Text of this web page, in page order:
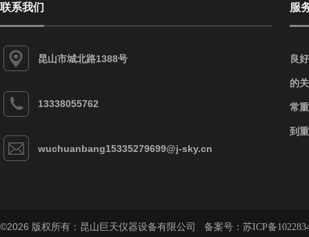
联系我们
昆山市城北路1388号
13338055762
wuchuanbang15335279699@j-sky.cn
服
良
的
常
到
©2026 版权所有：昆山巨天仪器设备有限公司 备案号： 苏ICP备